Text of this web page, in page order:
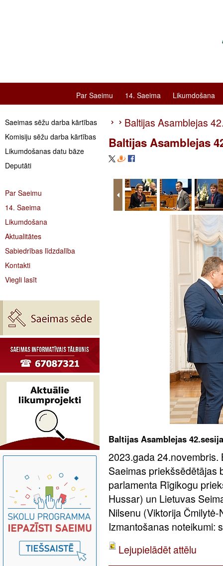
Par Saeimu 14. Saeima Likumdošana
Saeimas sēžu darba kārtības
Komisiju sēžu darba kārtības
Likumdošanas datu bāze
Deputāti
Par Saeimu
14. Saeima
Likumdošana
Aktualitātes
Sabiedrības līdzdalība
Kontakti
Viegli lasīt
Baltijas Asamblejas
Baltijas Asamblejas
Baltijas Asamblejas 42.sesija
2023.gada 24.novembris.
Saeimas priekšsēdētājas
parlamenta Rīgikogu
Hussar) un Lietuvas
Nilsenu (Viktorija
Izmantošanas noteikumi:
Lejupielādēt attēlu